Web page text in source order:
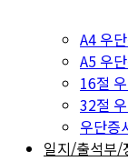
A4 우
A5 우
16절
32절
우단증
일지/출석부/